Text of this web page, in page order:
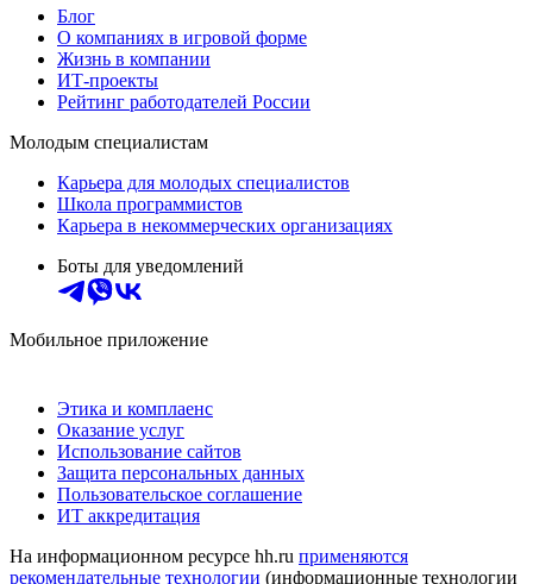
Блог
О компаниях в игровой форме
Жизнь в компании
ИТ-проекты
Рейтинг работодателей России
Молодым специалистам
Карьера для молодых специалистов
Школа программистов
Карьера в некоммерческих организациях
Боты для уведомлений
Мобильное приложение
Этика и комплаенс
Оказание услуг
Использование сайтов
Защита персональных данных
Пользовательское соглашение
ИТ аккредитация
На информационном ресурсе hh.ru применяются
рекомендательные технологии (информационные технологии